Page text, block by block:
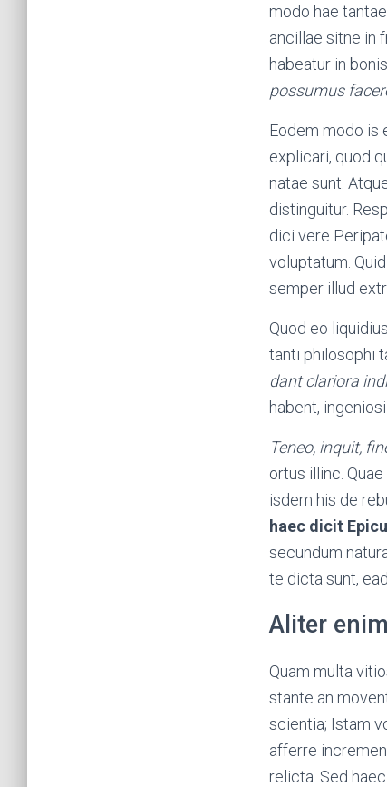
modo hae
ancillae sitne in
habeatur in
possumus
Eodem modo is
explicari, quod
natae sunt.
distinguitur.
dici vere
voluptatum.
semper illud
Quod eo
tanti philosophi
dant clariora
habent,
Teneo, inquit,
ortus illinc.
isdem his de
haec dicit
secundum
te dicta sunt,
Aliter
Quam multa
stante an
scientia; Istam
afferre
relicta. Sed